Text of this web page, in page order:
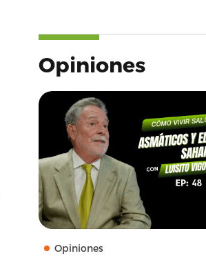
Opiniones
Opiniones